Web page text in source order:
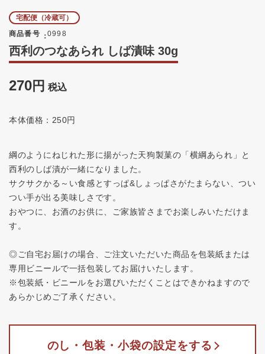
宅配便（冷蔵可）
商品番号
0998
西利のつなあられ しば漬味 30g
270 税込
本体価格：250円
綱のようにねじれた形に揚がった天狗製菓の「横綱あられ」と
西利のしば漬が一緒になりました。
サクサクかる～い食感とすっぱ&しょっぱさがたまらない、つい
つい手が出る美味しさです。
おやつに、お酒のお供に、ご家族皆さまでお楽しみいただけま
す。
◎ご自宅お届けの場合、ご注文いただいた商品を包装紙または
専用ビニールで一括包装してお届けいたします。
※包装紙・ビニールをお選びいただくことはできかねますので
あらかじめご了承ください。
のし・包装・小袋の設定をする